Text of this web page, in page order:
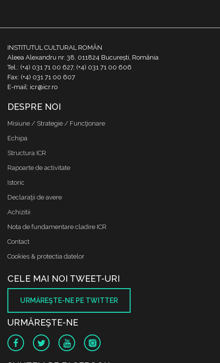
INSTITUTUL CULTURAL ROMÂN
Aleea Alexandru nr. 38, 011824 București, România
Tel.: (+4) 031 71 00 627, (+4) 031 71 00 606
Fax: (+4) 031 71 00 607
E-mail: icr@icr.ro
DESPRE NOI
Misiune / Strategie / Funcţionare
Echipa
Structura ICR
Rapoarte de activitate
Istoric
Declaraţii de avere
Achizitii
Nota de fundamentare cladire ICR
Contact
Cookies & protectia datelor
CELE MAI NOI TWEET-URI
URMĂREŞTE-NE PE TWITTER
URMĂREŞTE-NE